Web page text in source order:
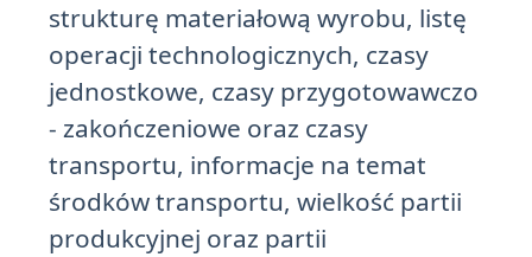
strukturę materiałową wyrobu, listę
operacji technologicznych, czasy
jednostkowe, czasy przygotowawczo
- zakończeniowe oraz czasy
transportu, informacje na temat
środków transportu, wielkość partii
produkcyjnej oraz partii